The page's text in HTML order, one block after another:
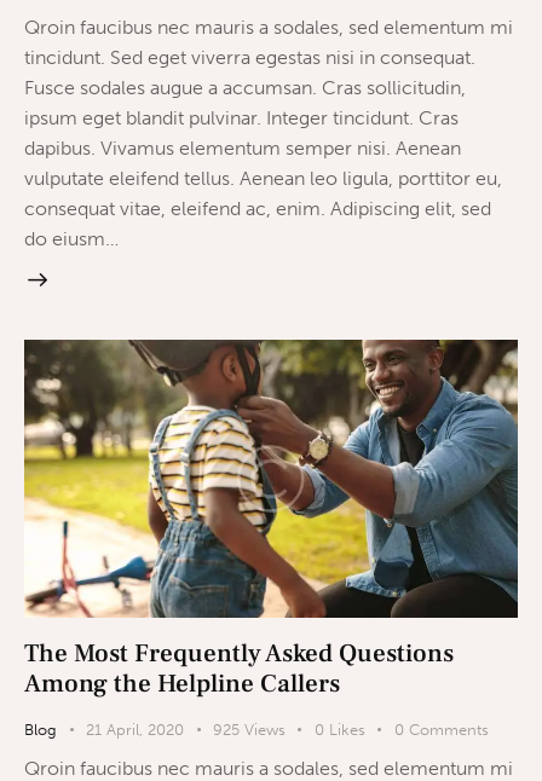
Qroin faucibus nec mauris a sodales, sed elementum mi
tincidunt. Sed eget viverra egestas nisi in consequat.
Fusce sodales augue a accumsan. Cras sollicitudin,
ipsum eget blandit pulvinar. Integer tincidunt. Cras
dapibus. Vivamus elementum semper nisi. Aenean
vulputate eleifend tellus. Aenean leo ligula, porttitor eu,
consequat vitae, eleifend ac, enim. Adipiscing elit, sed
do eiusm…
The Most Frequently Asked Questions
Among the Helpline Callers
Blog 21 April, 2020 925 Views 0 Likes 0 Comments
Qroin faucibus nec mauris a sodales, sed elementum mi